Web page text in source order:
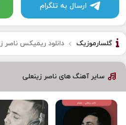
ارسال به تلگرام
گلسارموزیک دانلود ریمیکس ناصر
سایر آهنگ های ناصر زینعلی